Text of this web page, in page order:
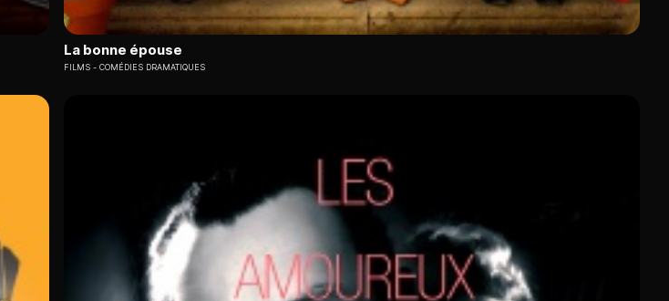
La bonne épouse
FILMS COMÉDIES DRAMATIQUES